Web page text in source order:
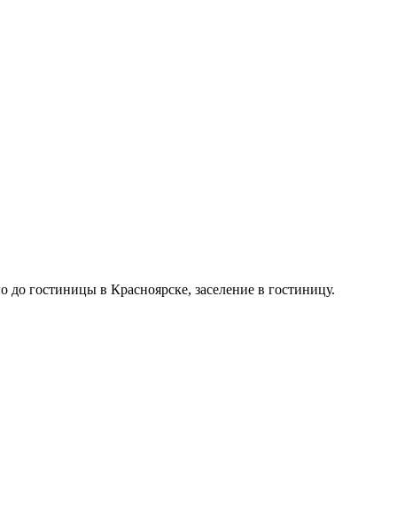
гостиницы в Красноярске, заселение в гостиницу.